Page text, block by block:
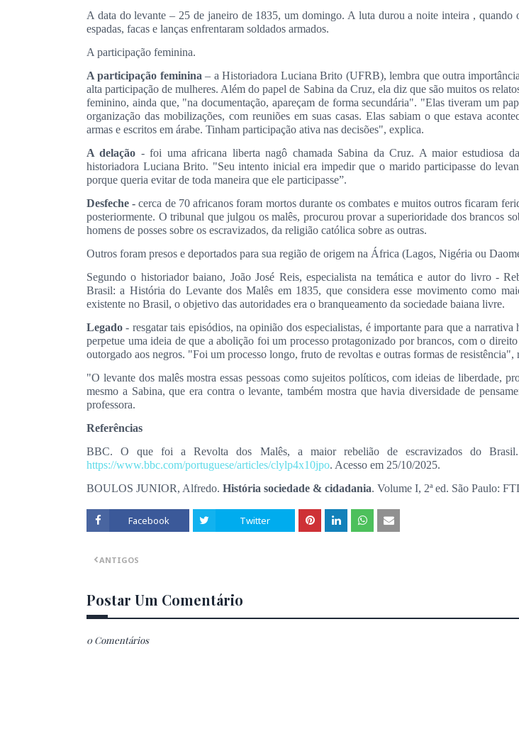
A data do levante – 25 de janeiro de 1835, um domingo. A luta durou a noite inteira , quando
espadas, facas e lanças enfrentaram soldados armados.
A participação feminina.
A participação feminina– a Historiadora Luciana Brito (UFRB), lembra que outra
alta participação de mulheres. Além do papel de Sabina da Cruz, ela diz que são muitos os
feminino, ainda que, "na documentação, apareçam de forma secundária". "Elas tiveram um
organização das mobilizações, com reuniões em suas casas. Elas sabiam o que estava
armas e escritos em árabe. Tinham participação ativa nas decisões", explica.
A delação - foi uma africana liberta nagô chamada Sabina da Cruz. A maior estudiosa
historiadora Luciana Brito. "Seu intento inicial era impedir que o marido participasse do
porque queria evitar de toda maneira que ele participasse”.
Desfeche -cerca de 70 africanos foram mortos durante os combates e muitos outros ficaram
posteriormente. O tribunal que julgou os malês, procurou provar a superioridade dos brancos
homens de posses sobre os escravizados, da religião católica sobre as outras.
Outros foram presos e deportados para sua região de origem na África (Lagos, Nigéria ou
Segundo o historiador baiano, João José Reis, especialista na temática e autor do livro -
Brasil: a História do Levante dos Malês em 1835, que considera esse movimento como
existente no Brasil, o objetivo das autoridades era o branqueamento da sociedade baiana livre.
Legado - resgatar tais episódios, na opinião dos especialistas, é importante para que a narrativa
perpetue uma ideia de que a abolição foi um processo protagonizado por brancos, com o
outorgado aos negros. "Foi um processo longo, fruto de revoltas e outras formas de resistência",
"O levante dos malês mostra essas pessoas como sujeitos políticos, com ideias de liberdade,
mesmo a Sabina, que era contra o levante, também mostra que havia diversidade de
professora.
Referências
BBC. O que foi a Revolta dos Malês, a maior rebelião de escravizados do
https://www.bbc.com/portuguese/articles/clylp4x10jpo. Acesso em 25/10/2025.
BOULOS JUNIOR, Alfredo. História sociedade & cidadania. Volume I, 2ª ed. São Paulo:
Facebook Twitter
ANTIGOS
Postar Um Comentário
0 Comentários